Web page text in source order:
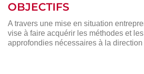
OBJECTIFS
A travers une mise en situation
vise à faire acquérir les méthodes et
approfondies nécessaires à la